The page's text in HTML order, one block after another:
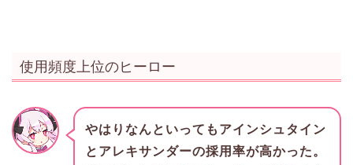
使用頻度上位のヒーロー
やはりなんといってもアインシュタイン
とアレキサンダーの採用率が高かった。